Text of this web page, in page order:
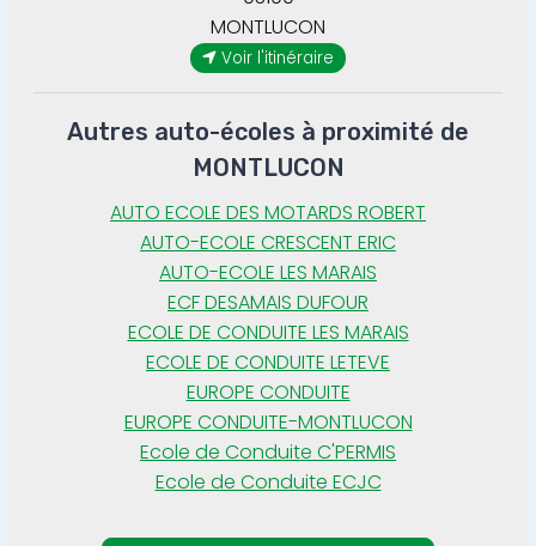
MONTLUCON
Voir l'itinéraire
Autres auto-écoles à proximité de
MONTLUCON
AUTO ECOLE DES MOTARDS ROBERT
AUTO-ECOLE CRESCENT ERIC
AUTO-ECOLE LES MARAIS
ECF DESAMAIS DUFOUR
ECOLE DE CONDUITE LES MARAIS
ECOLE DE CONDUITE LETEVE
EUROPE CONDUITE
EUROPE CONDUITE-MONTLUCON
Ecole de Conduite C'PERMIS
Ecole de Conduite ECJC